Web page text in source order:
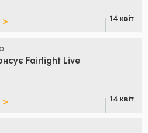
> 14 квіт
Fairlight Live
> 14 квіт